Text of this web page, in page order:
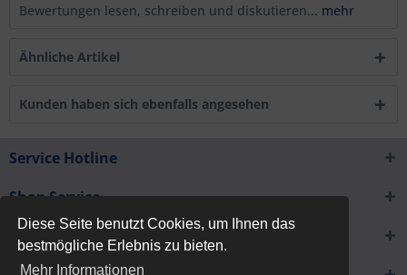
Diese Seite benutzt Cookies, um Ihnen das
bestmögliche Erlebnis zu bieten.
Mehr Informationen
Bewertungen lesen, schreiben und diskutieren... mehr
Ähnliche Artikel
Kunden haben sich ebenfalls angesehen
Service Hotline
Shop Service
Informationen